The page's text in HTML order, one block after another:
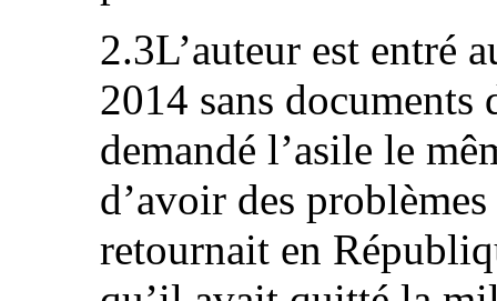
2.3L’auteur est entré
2014 sans documents
demandé l’asile le
d’avoir des
retournait en